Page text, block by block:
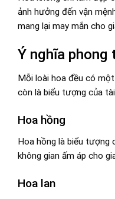
ảnh hưởng đến vận
mang lại may mắn cho
Ý nghĩa phong
Mỗi loài hoa đều có
còn là biểu tượng của
Hoa hồng
Hoa hồng là biểu tượng
không gian ấm áp cho
Hoa lan